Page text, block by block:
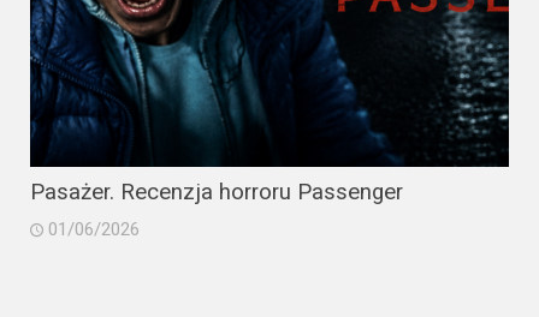
Pasażer. Recenzja horroru Passenger
01/06/2026